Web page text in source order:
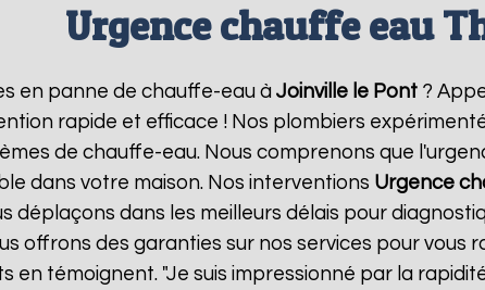
Urgence chauffe eau
en panne de chauffe-eau à Joinville le Pont?
rapide et efficace ! Nos plombiers
de chauffe-eau. Nous comprenons que
dans votre maison. Nos interventions Urgence
déplaçons dans les meilleurs délais pour
offrons des garanties sur nos services pour vous
en témoignent. "Je suis impressionné par la